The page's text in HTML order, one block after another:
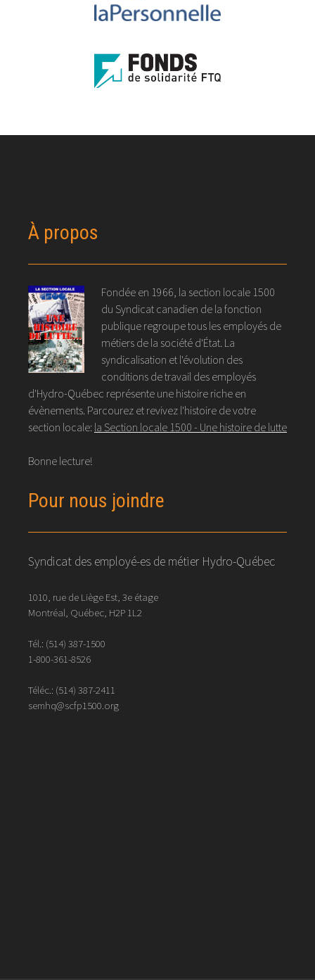
À propos
Fondée en 1966, la section locale 1500
du Syndicat canadien de la fonction
publique regroupe tous les employés de
métiers de la société d'État. La
syndicalisation et l'évolution des
conditions de travail des employés
d'Hydro-Québec représente une histoire riche en
évènements. Parcourez et revivez l'histoire de votre
section locale: la Section locale 1500 - Une histoire de lutte
Bonne lecture!
Pour nous joindre
Syndicat des employé-es de métier Hydro-Québec
1010, rue de Liège Est, 3e étage
Montréal, Québec, H2P 1L2
Tél.: (514) 387-1500
1-800-361-8526
Téléc.: (514) 387-2411
semhq@scfp1500.org